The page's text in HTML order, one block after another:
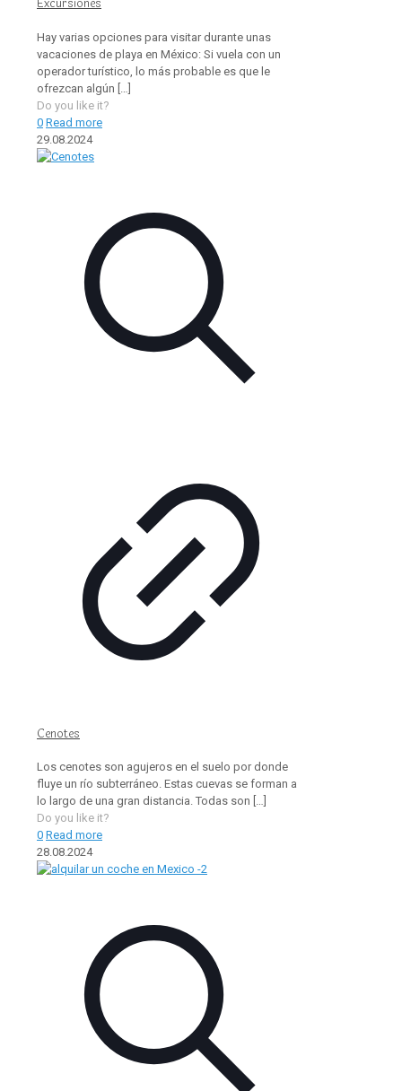
Excursiones
Hay varias opciones para visitar durante unas
vacaciones de playa en México: Si vuela con un
operador turístico, lo más probable es que le
ofrezcan algún […]
Do you like it?
0 Read more
29.08.2024
Cenotes
Los cenotes son agujeros en el suelo por donde
fluye un río subterráneo. Estas cuevas se forman a
lo largo de una gran distancia. Todas son […]
Do you like it?
0 Read more
28.08.2024